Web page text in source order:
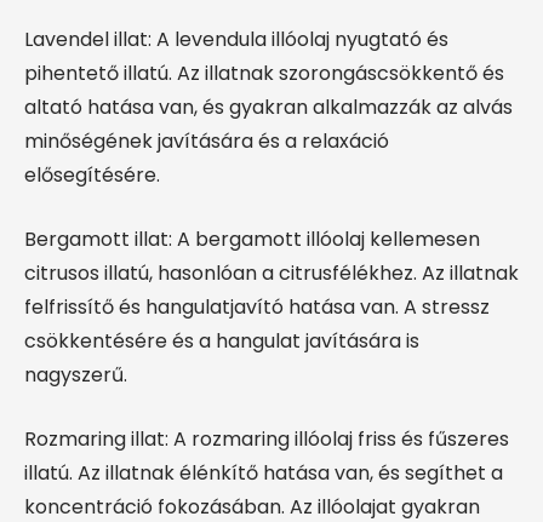
Lavendel illat: A levendula illóolaj nyugtató és
pihentető illatú. Az illatnak szorongáscsökkentő és
altató hatása van, és gyakran alkalmazzák az alvás
minőségének javítására és a relaxáció
elősegítésére.
Bergamott illat: A bergamott illóolaj kellemesen
citrusos illatú, hasonlóan a citrusfélékhez. Az illatnak
felfrissítő és hangulatjavító hatása van. A stressz
csökkentésére és a hangulat javítására is
nagyszerű.
Rozmaring illat: A rozmaring illóolaj friss és fűszeres
illatú. Az illatnak élénkítő hatása van, és segíthet a
koncentráció fokozásában. Az illóolajat gyakran